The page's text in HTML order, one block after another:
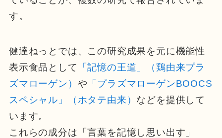
す。
健達ねっとでは、この研究成果を元に機能性
表示食品として
「記憶の王道」（鶏由来プラ
ズマローゲン） や 「プラズマローゲンBOOCS
スペシャル」（ホタテ由来） などを提供して
います。
これらの成分は「言葉を記憶し思い出す」